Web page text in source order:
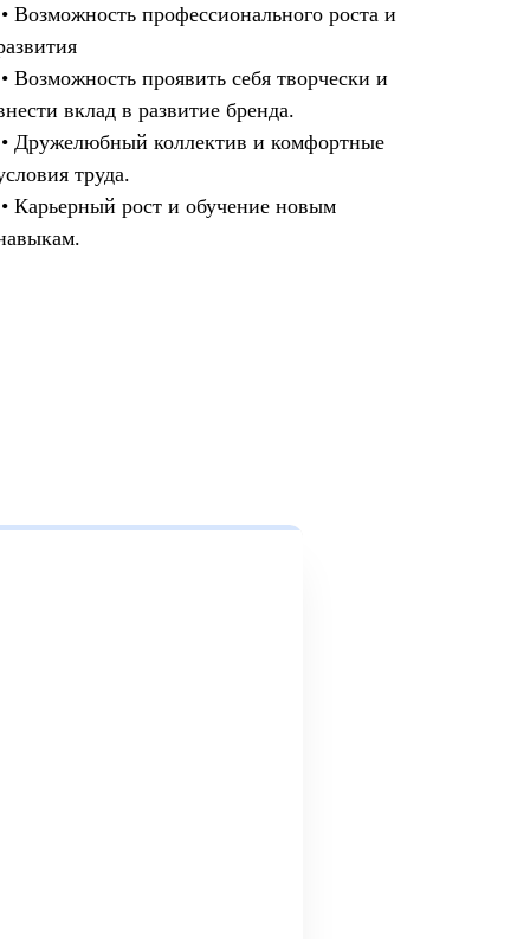
• Возможность профессионального роста и
• Возможность проявить себя творчески и
вклад в развитие бренда.
• Дружелюбный коллектив и комфортные
труда.
• Карьерный рост и обучение новым